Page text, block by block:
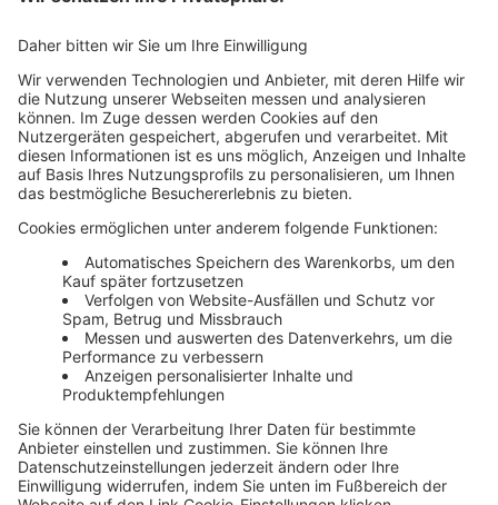
Themenwelten und Produktschulungen
Haufe Group
Impressum AGBDatenschutzCookie-Einstellungen verwalten